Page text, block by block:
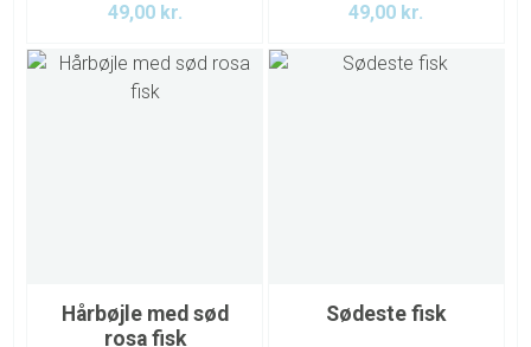
49,00 kr. 49,00 kr.
Hårbøjle med sød
rosa fisk
Sødeste fisk